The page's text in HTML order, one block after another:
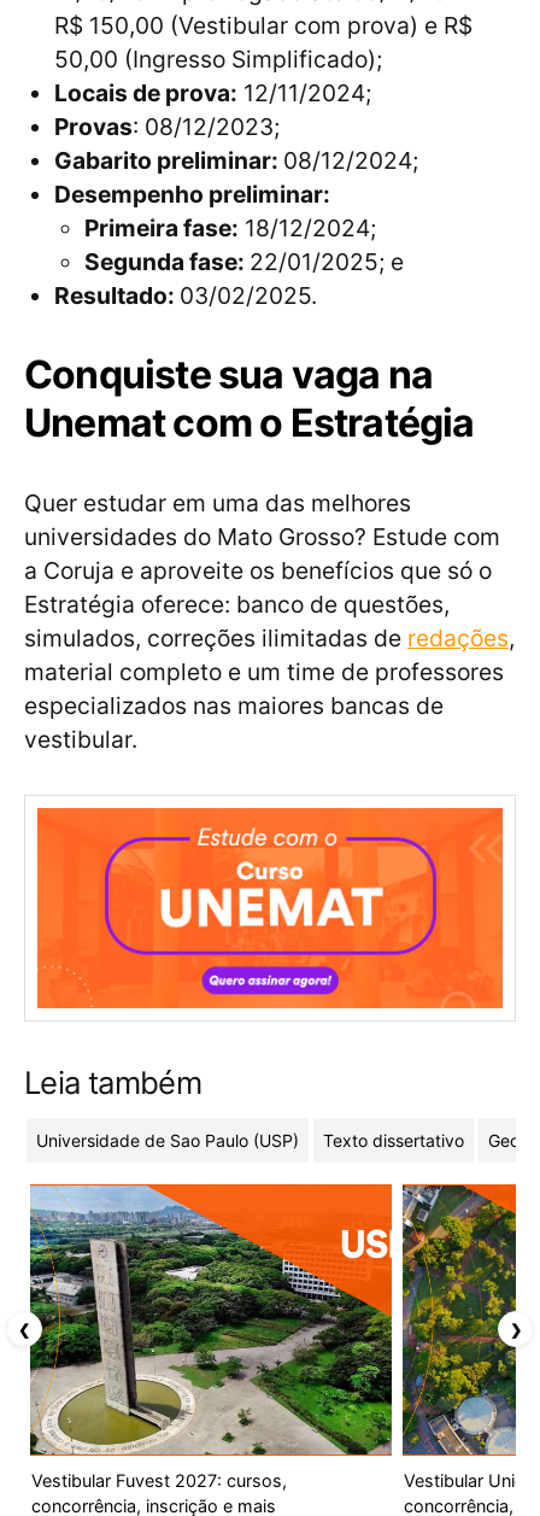
R$ 150,00 (Vestibular com prova) e R$
50,00 (Ingresso Simplificado);
Locais de prova: 12/11/2024;
Provas: 08/12/2023;
Gabarito preliminar: 08/12/2024;
Desempenho preliminar:
Primeira fase: 18/12/2024;
Segunda fase: 22/01/2025; e
Resultado: 03/02/2025.
Conquiste sua vaga na
Unemat com o Estratégia
Quer estudar em uma das melhores
universidades do Mato Grosso? Estude com
a Coruja e aproveite os benefícios que só o
Estratégia oferece: banco de questões,
simulados, correções ilimitadas de redações,
material completo e um time de professores
especializados nas maiores bancas de
vestibular.
Leia também
Universidade de Sao Paulo (USP) Texto dissertativo
Vestibular Fuvest 2027: cursos,
concorrência, inscrição e mais
Vestibular
concorrência,
❮ ❯